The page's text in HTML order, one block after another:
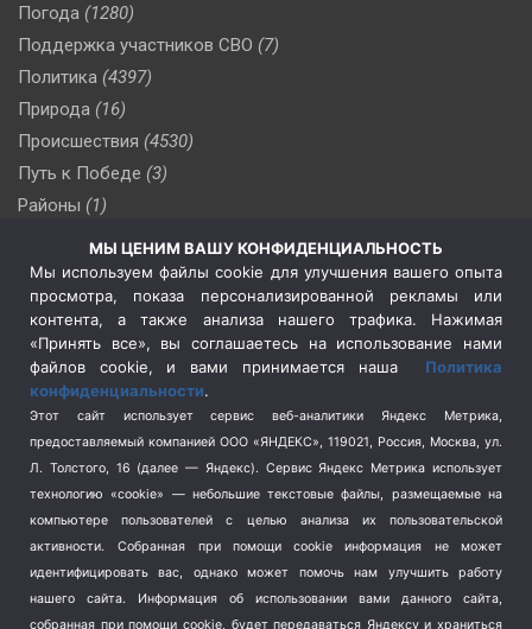
Погода (1280)
Поддержка участников СВО (7)
Политика (4397)
Природа (16)
Происшествия (4530)
Путь к Победе (3)
Районы (1)
Сельское хозяйство (3)
Социальная политика
(3)
Спецоперация в Украине
Спецоперация на Украине
(404)
Спорт (740)
Терроризм (1)
Транспорт (262)
Туризм (178)
Флот (76)
Школа и спорт (2)
МЫ ЦЕНИМ ВАШУ КОНФИДЕНЦИАЛЬНОСТЬ
Мы используем файлы cookie для улучшения вашего опыта
просмотра, показа персонализированной рекламы или
контента, а также анализа нашего трафика. Нажимая
«Принять все», вы соглашаетесь на использование нами
файлов cookie, и вами принимается наша Политика
конфиденциальности.
Этот сайт использует сервис веб-аналитики Яндекс Метрика,
предоставляемый компанией ООО «ЯНДЕКС», 119021, Россия, Москва, ул.
Л. Толстого, 16 (далее — Яндекс). Сервис Яндекс Метрика использует
технологию «cookie» — небольшие текстовые файлы, размещаемые на
компьютере пользователей с целью анализа их пользовательской
активности.
Собранная при помощи cookie информация не может
идентифицировать вас, однако может помочь нам улучшить работу
нашего сайта. Информация об использовании вами данного сайта,
собранная при помощи cookie, будет передаваться Яндексу и храниться